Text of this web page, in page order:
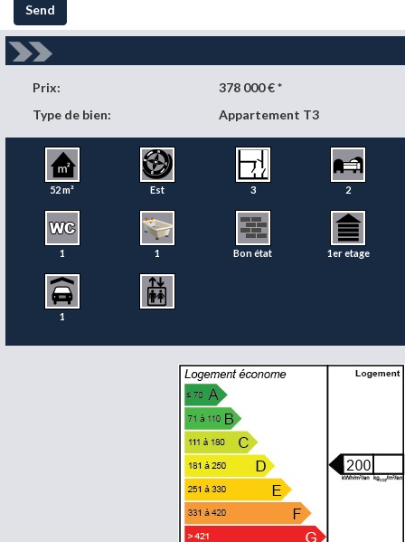
Send
Prix:
378 000 € *
Type de bien:
Appartement T3
52 m² Est 3 2
1 1 Bon état 1er etage
1